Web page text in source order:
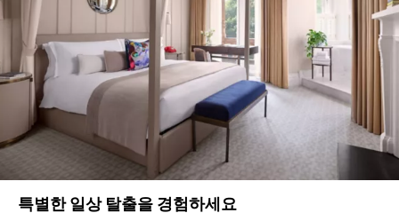
특별한 일상 탈출을 경험하세요